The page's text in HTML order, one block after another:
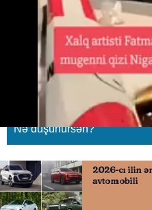
Xalq artistinin
nişanlısı ilə
17.05.2026
Nə düşünürsən?